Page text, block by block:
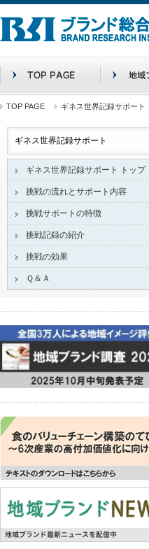
TOP PAGE ギネス世界記録サポート
ギネス世界記録サポート
ギネス世界記録サポート トップ
挑戦の流れとサポート内容
挑戦サポートの特徴
挑戦記録の紹介
挑戦の効果
Ｑ＆Ａ